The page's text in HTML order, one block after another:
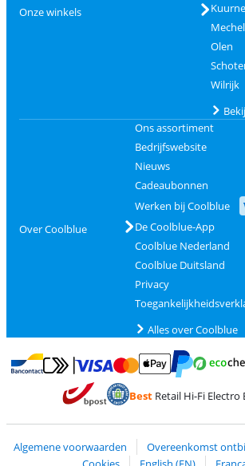
Onze winkels
Kuurne
Olen
Wilrijk
Over Coolblue
Ons assortiment
Bedrijfswebsite
Nieuws
Cadeaubonnen
Werken bij Coolblue
De Coolblue-App
Coolblue Nederland
Coolblue Duitsland
Privacy
Alles over Coolblue
Betalen met Bancontact
Betalen met MasterCard en Visa via
Betalen met
BestRetail Hi-Fi Electro
Algemene voorwaarden Overeenkomst